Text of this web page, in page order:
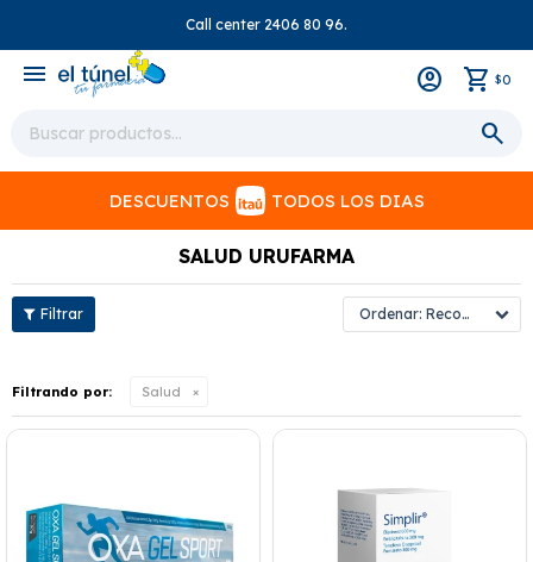
Call center 2406 80 96.
menu $0
DESCUENTOS TODOS LOS DIAS
SALUD URUFARMA
Recomendados
Filtrando por: Salud
close